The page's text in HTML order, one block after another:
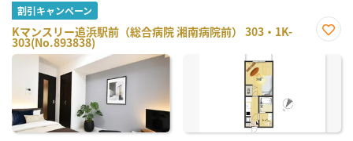
割引キャンペーン
Kマンスリー追浜駅前（総合病院 湘南病院前） 303・1K-
303(No.893838)
に入